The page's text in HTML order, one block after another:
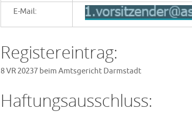
E-Mail:
Registereintrag:
8 VR 20237 beim Amtsgericht Darmstadt
Haftungsausschluss: